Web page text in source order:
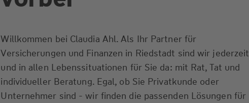
Willkommen bei Claudia Ahl. Als Ihr Partner für
Versicherungen und Finanzen in Riedstadt sind wir jederzeit
und in allen Lebenssituationen für Sie da: mit Rat, Tat und
individueller Beratung. Egal, ob Sie Privatkunde oder
Unternehmer sind - wir finden die passenden Lösungen für